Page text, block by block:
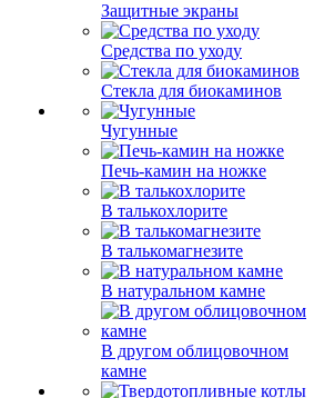
Защитные экраны
Средства по уходу
Стекла для биокаминов
Чугунные
Печь-камин на ножке
В талькохлорите
В талькомагнезите
В натуральном камне
В другом облицовочном
камне